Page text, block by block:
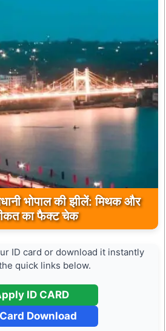
भोपाल की झीलें: मिथक और
का फैक्ट चेक
ID card or download it instantly
quick links below.
ID CARD
Download